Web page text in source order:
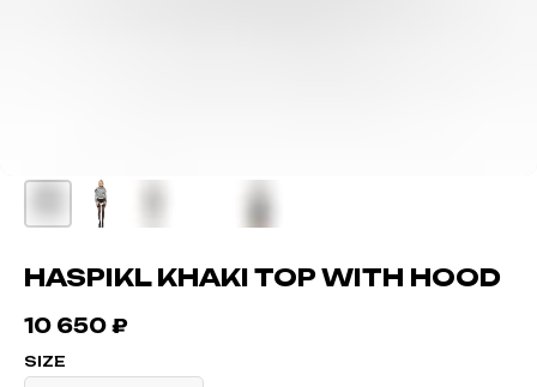
HASPIKL KHAKI TOP WITH HOOD
10 650 ₽
SIZE